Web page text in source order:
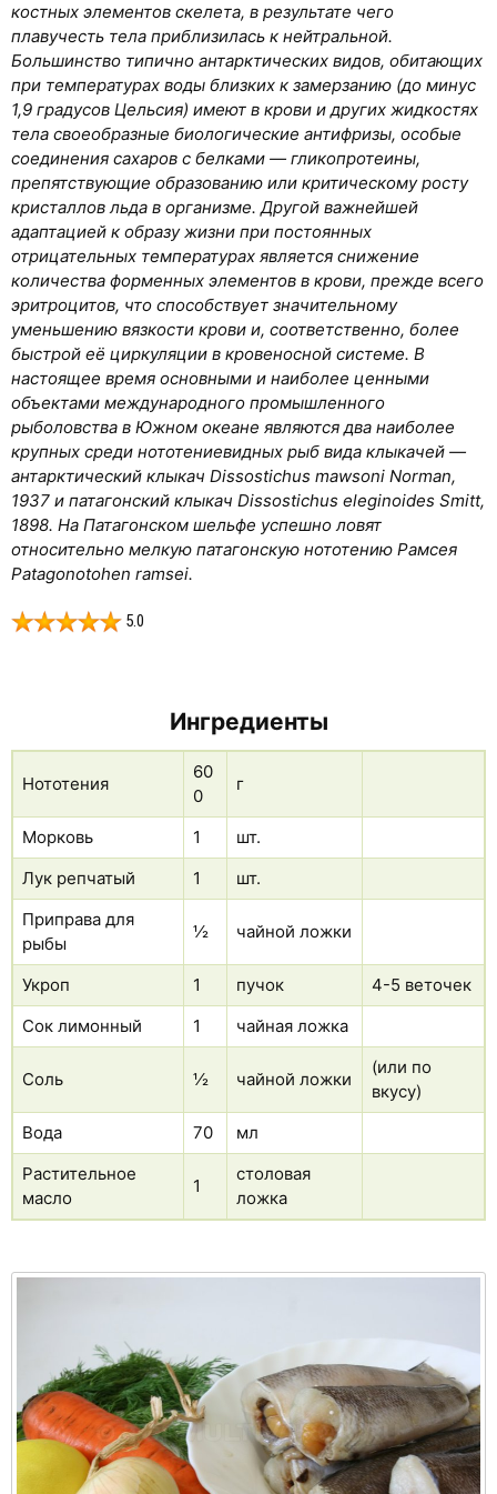
костных элементов скелета, в результате чего
плавучесть тела приблизилась к нейтральной.
Большинство типично антарктических видов, обитающих
при температурах воды близких к замерзанию (до минус
1,9 градусов Цельсия) имеют в крови и других жидкостях
тела своеобразные биологические антифризы, особые
соединения сахаров с белками — гликопротеины,
препятствующие образованию или критическому росту
кристаллов льда в организме. Другой важнейшей
адаптацией к образу жизни при постоянных
отрицательных температурах является снижение
количества форменных элементов в крови, прежде всего
эритроцитов, что способствует значительному
уменьшению вязкости крови и, соответственно, более
быстрой её циркуляции в кровеносной системе. В
настоящее время основными и наиболее ценными
объектами международного промышленного
рыболовства в Южном океане являются два наиболее
крупных среди нототениевидных рыб вида клыкачей —
антарктический клыкач Dissostichus mawsoni Norman,
1937 и патагонский клыкач Dissostichus eleginoides Smitt,
1898. На Патагонском шельфе успешно ловят
относительно мелкую патагонскую нототению Рамсея
Patagonotohen ramsei.
5.0
Ингредиенты
Нототения
60
0
г
Морковь 1
шт.
Лук репчатый
1
шт.
Приправа для
рыбы
½ чайной ложки
Укроп 1 пучок
4-5 веточек
Сок лимонный
1 чайная ложка
Соль ½ чайной ложки
(или по
вкусу)
Вода
70
мл
Растительное
масло
1
столовая
ложка